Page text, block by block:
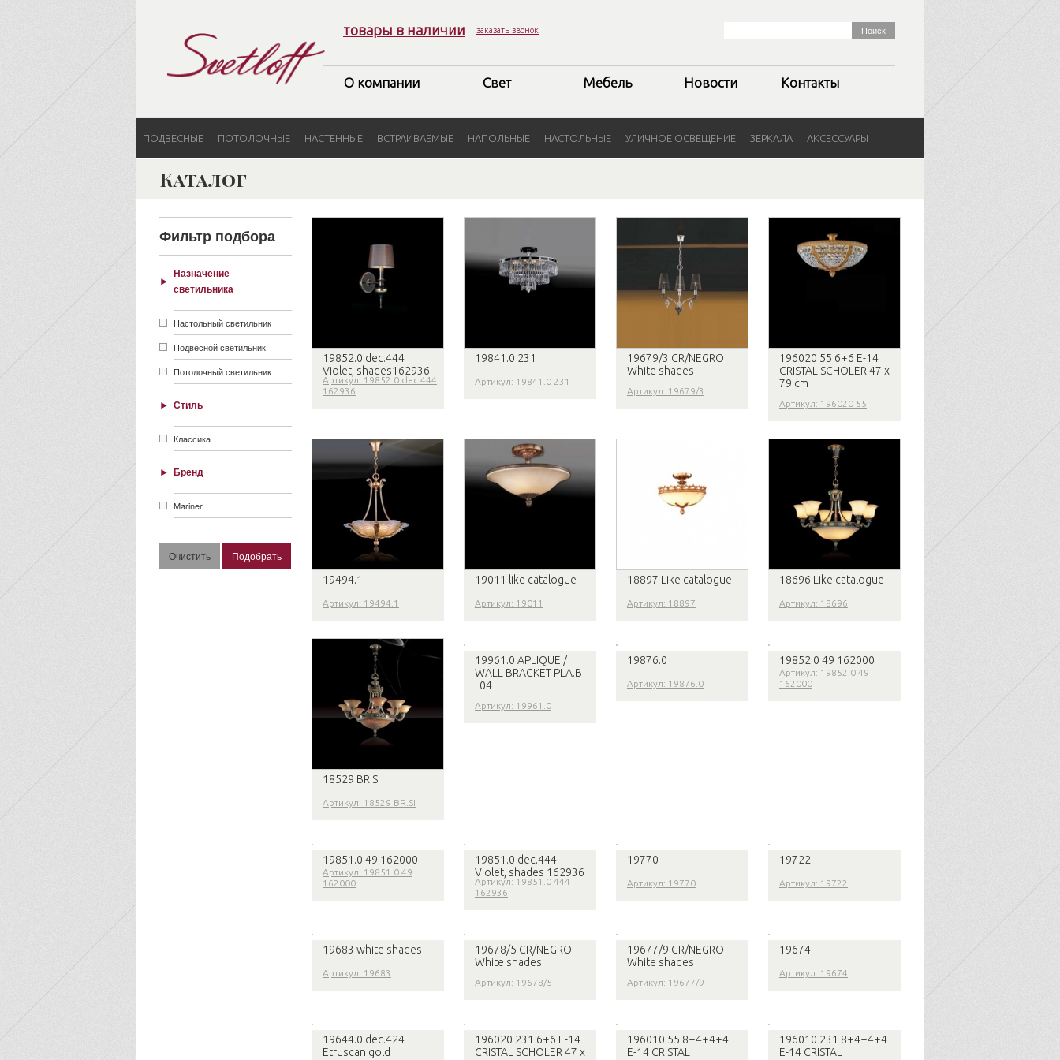
товары в наличии заказать звонок
О компании Свет Мебель Новости Контакты
ПОДВЕСНЫЕ ПОТОЛОЧНЫЕ НАСТЕННЫЕ ВСТРАИВАЕМЫЕ НАПОЛЬНЫЕ НАСТОЛЬНЫЕ УЛИЧНОЕ ОСВЕЩЕНИЕ ЗЕРКАЛА АКСЕССУАРЫ
Каталог
Фильтр подбора
Назначение
светильника
Настольный светильник
Подвесной светильник
Потолочный светильник
Стиль
Классика
Бренд
Mariner
19852.0 dec.444
Violet, shades162936
Артикул: 19852.0 dec.444
162936
19841.0 231
Артикул: 19841.0 231
19679/3 CR/NEGRO
White shades
Артикул: 19679/3
196020 55 6+6 E-14
CRISTAL SCHOLER 47 x
79 cm
Артикул: 196020 55
19494.1
Артикул: 19494.1
19011 like catalogue
Артикул: 19011
18897 Like catalogue
Артикул: 18897
18696 Like catalogue
Артикул: 18696
18529 BR.SI
Артикул: 18529 BR.SI
19961.0 APLIQUE /
WALL BRACKET PLA.B
· 04
Артикул: 19961.0
19876.0
Артикул: 19876.0
19852.0 49 162000
Артикул: 19852.0 49
162000
19851.0 49 162000
Артикул: 19851.0 49
162000
19851.0 dec.444
Violet, shades 162936
Артикул: 19851.0 444
162936
19770
Артикул: 19770
19722
Артикул: 19722
19683 white shades
Артикул: 19683
19678/5 CR/NEGRO
White shades
Артикул: 19678/5
19677/9 CR/NEGRO
White shades
Артикул: 19677/9
19674
Артикул: 19674
19644.0 dec.424
Etruscan gold
196020 231 6+6 E-14
CRISTAL SCHOLER 47 x
196010 55 8+4+4+4
E-14 CRISTAL
196010 231 8+4+4+4
E-14 CRISTAL